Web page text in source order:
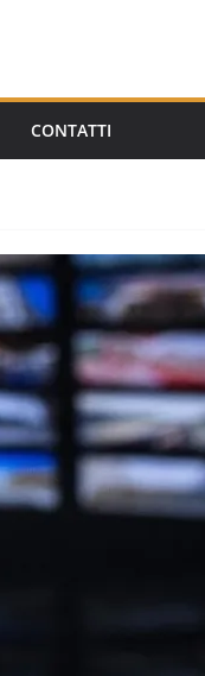
CONTATTI